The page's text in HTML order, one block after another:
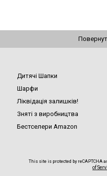
Дитячі Шапки
Шарфи
Ліквідація залишків!
Зняті з виробництва
Бестселери Amazon
This site is protected by reCAPTCHA
of